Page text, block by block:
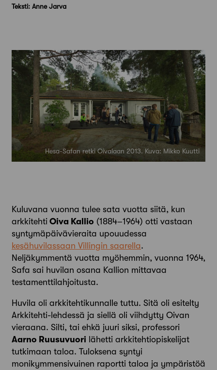
Teksti: Anne Jarva
Hesa-Safan retki Oivalaan 2013. Kuva: Mikko Kuutti
Kuluvana vuonna tulee sata vuotta siitä, kun
arkki­tehti Oiva Kallio (1884–1964) otti vastaan
syntymäpäivävieraita upouudessa
kesähuvilassaan Villingin saarella.
Neljäkymmentä vuotta myöhemmin, vuonna 1964,
Safa sai huvilan osana Kallion mittavaa
testamenttilahjoitusta.
Huvila oli arkkitehtikunnalle tuttu. Sitä oli esitelty
Arkkitehti-lehdessä ja siellä oli viihdytty Oivan
vieraana. Silti, tai ehkä juuri siksi, professori
Aarno Ruusuvuori lähetti arkkitehtiopiskelijat
tutkimaan taloa. Tuloksena syntyi
monikymmensivuinen raportti taloa ja ympäristöä